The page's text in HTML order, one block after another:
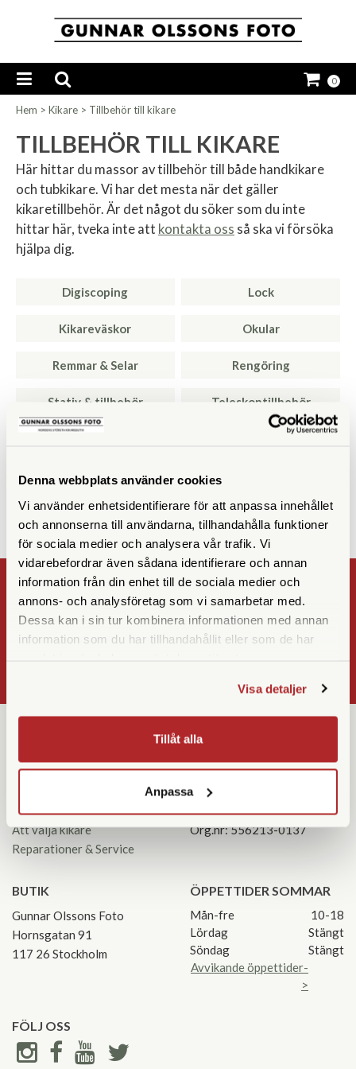
Denna webbplats använder cookies
Vi använder enhetsidentifierare för att anpassa innehållet
och annonserna till användarna, tillhandahålla funktioner
för sociala medier och analysera vår trafik. Vi
vidarebefordrar även sådana identifierare och annan
information från din enhet till de sociala medier och
annons- och analysföretag som vi samarbetar med.
Dessa kan i sin tur kombinera informationen med annan
information som du har tillhandahållit eller som de har
Visa detaljer
Tillåt alla
Anpassa
0
Hem > Kikare > Tillbehör till kikare
TILLBEHÖR TILL KIKARE
Här hittar du massor av tillbehör till både handkikare
och tubkikare. Vi har det mesta när det gäller
kikaretillbehör. Är det något du söker som du inte
hittar här, tveka inte att kontakta oss så ska vi försöka
hjälpa dig.
Digiscoping Lock
Kikareväskor Okular
Remmar & Selar Rengöring
Stativ & tillbehör Teleskoptillbehör
Övriga tillbehör
NYHETSBREV
Registrera
Kontakta oss
Returinstruktioner
Att välja kikare
Reparationer & Service
KONTAKTA OSS
08 55 60 60 50
info@gofoto.se
Org.nr: 556213-0137
BUTIK
Gunnar Olssons Foto
Hornsgatan 91
117 26 Stockholm
ÖPPETTIDER SOMMAR
Mån-fre
10-18
Lördag
Stängt
Söndag
Stängt
Avvikande öppettider-
>
FÖLJ OSS